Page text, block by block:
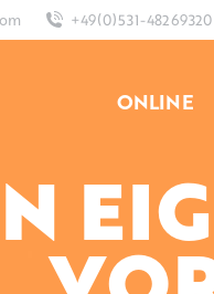
+49(0)531-48269320
ONLINE